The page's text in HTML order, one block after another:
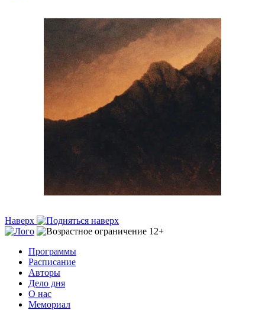
Наверх
Программы
Расписание
Авторы
Дело дня
О нас
Мемориал